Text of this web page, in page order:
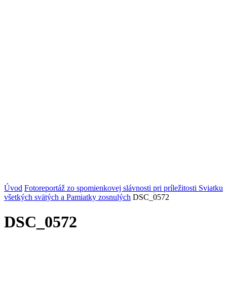
Úvod Fotoreportáž zo spomienkovej slávnosti pri príležitosti Sviatku
všetkých svätých a Pamiatky zosnulých DSC_0572
DSC_0572